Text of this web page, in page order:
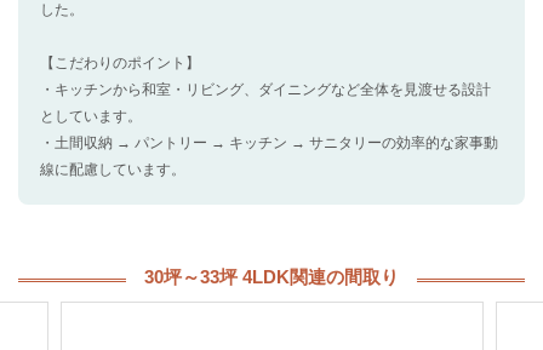
した。
【こだわりのポイント】
・キッチンから和室・リビング、ダイニングなど全体を見渡せる設計
としています。
・土間収納 → パントリー → キッチン → サニタリーの効率的な家事動
線に配慮しています。
30坪～33坪 4LDK関連の間取り